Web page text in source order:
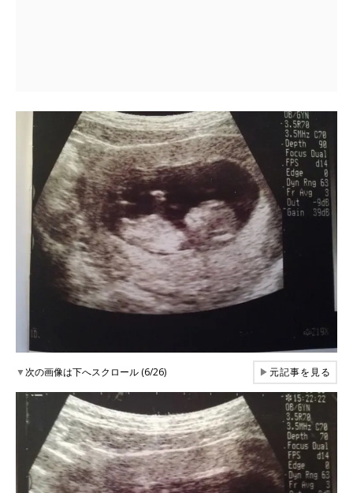
▼次の画像は下へスクロール (6/26) ▶元記事を見る